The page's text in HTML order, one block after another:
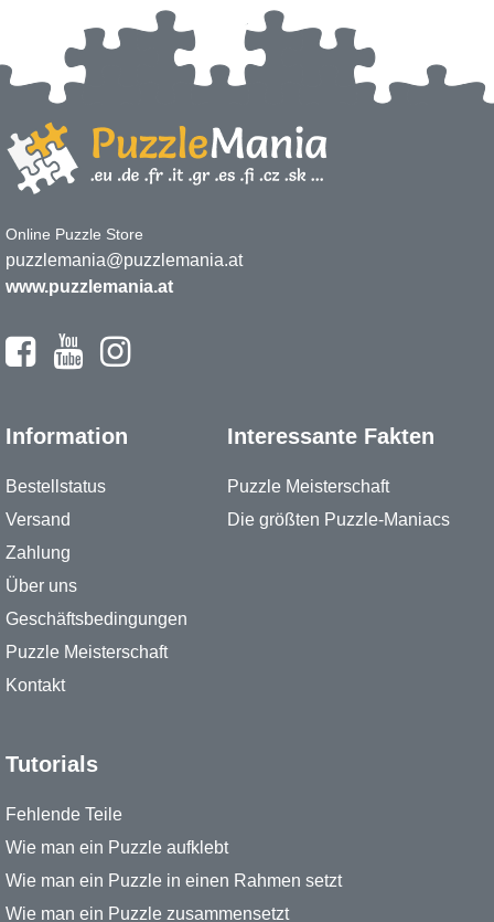
Online Puzzle Store
puzzlemania@puzzlemania.at
www.puzzlemania.at
Information
Bestellstatus
Versand
Zahlung
Über uns
Geschäftsbedingungen
Puzzle Meisterschaft
Kontakt
Interessante Fakten
Puzzle Meisterschaft
Die größten Puzzle-Maniacs
Tutorials
Fehlende Teile
Wie man ein Puzzle aufklebt
Wie man ein Puzzle in einen Rahmen setzt
Wie man ein Puzzle zusammensetzt